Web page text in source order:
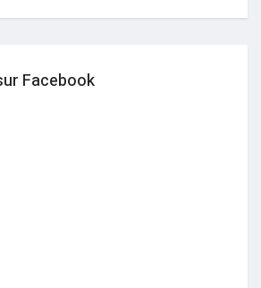
Facebook